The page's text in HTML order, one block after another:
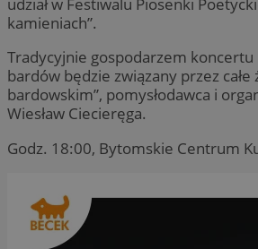
udział w Festiwalu Piosenki
kamieniach”.
Tradycyjnie gospodarzem
bardów będzie związany przez całe
bardowskim”, pomysłodawca i
Wiesław Ciecieręga.
Godz. 18:00, Bytomskie Centrum